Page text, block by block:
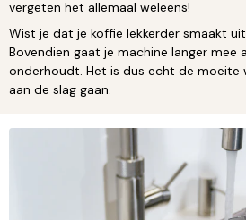
vergeten het allemaal weleens!
Wist je dat je koffie lekkerder smaakt
Bovendien gaat je machine langer mee
onderhoudt. Het is dus echt de moeite
aan de slag gaan.